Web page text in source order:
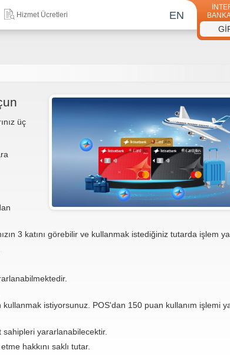
Hizmet Ücretleri EN
üç
3 katını görebilir ve kullanmak istediğiniz tutarda işlem
istiyorsunuz. POS'dan 150 puan kullanım işlemi
yararlanabilecektir.
hakkını saklı tutar.